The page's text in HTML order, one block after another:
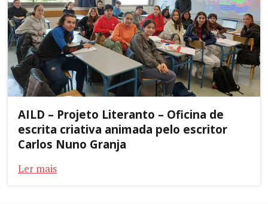
AILD – Projeto Literanto – Oficina de
escrita criativa animada pelo escritor
Carlos Nuno Granja
Ler mais